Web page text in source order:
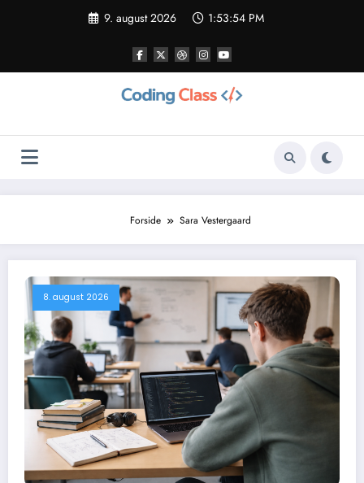
9. august 2026 1:53:55 PM
Forside Sara Vestergaard
8. august 2026